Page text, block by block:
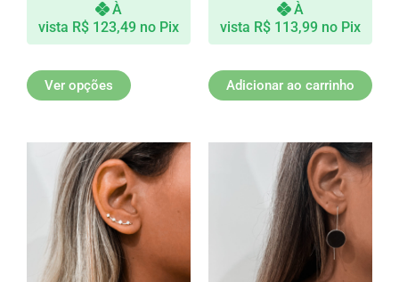
À
vista R$ 123,49 no Pix
Ver opções
À
vista R$ 113,99 no Pix
Adicionar ao carrinho